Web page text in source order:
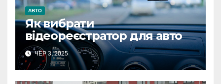
АВТО
Як вибрати
відеореєстратор для авто
ЧЕР 3, 2025